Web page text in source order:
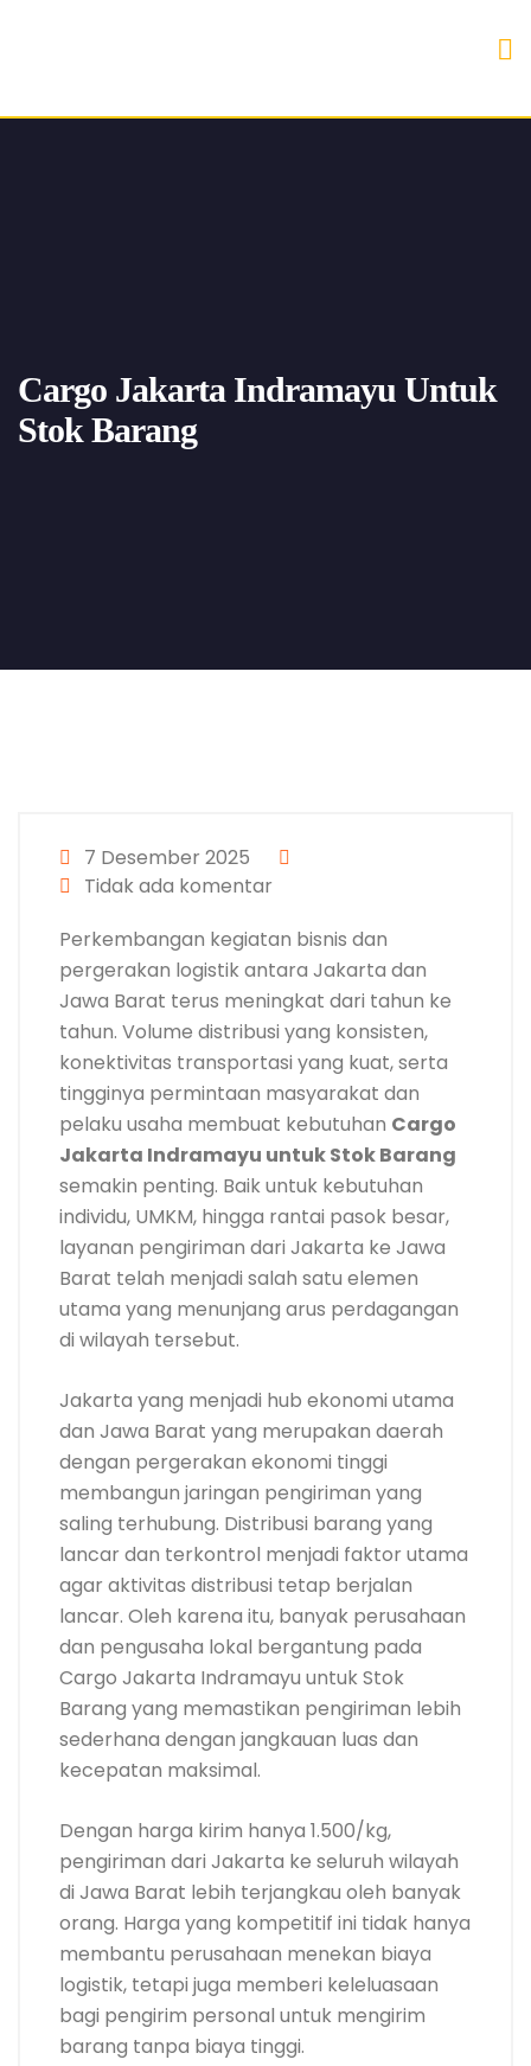
Cargo Jakarta Indramayu Untuk
Stok Barang
7 Desember 2025
Tidak ada komentar
Perkembangan kegiatan bisnis dan
pergerakan logistik antara Jakarta dan
Jawa Barat terus meningkat dari tahun ke
tahun. Volume distribusi yang konsisten,
konektivitas transportasi yang kuat, serta
tingginya permintaan masyarakat dan
pelaku usaha membuat kebutuhan Cargo
Jakarta Indramayu untuk Stok Barang
semakin penting. Baik untuk kebutuhan
individu, UMKM, hingga rantai pasok besar,
layanan pengiriman dari Jakarta ke Jawa
Barat telah menjadi salah satu elemen
utama yang menunjang arus perdagangan
di wilayah tersebut.
Jakarta yang menjadi hub ekonomi utama
dan Jawa Barat yang merupakan daerah
dengan pergerakan ekonomi tinggi
membangun jaringan pengiriman yang
saling terhubung. Distribusi barang yang
lancar dan terkontrol menjadi faktor utama
agar aktivitas distribusi tetap berjalan
lancar. Oleh karena itu, banyak perusahaan
dan pengusaha lokal bergantung pada
Cargo Jakarta Indramayu untuk Stok
Barang yang memastikan pengiriman lebih
sederhana dengan jangkauan luas dan
kecepatan maksimal.
Dengan harga kirim hanya 1.500/kg,
pengiriman dari Jakarta ke seluruh wilayah
di Jawa Barat lebih terjangkau oleh banyak
orang. Harga yang kompetitif ini tidak hanya
membantu perusahaan menekan biaya
logistik, tetapi juga memberi keleluasaan
bagi pengirim personal untuk mengirim
barang tanpa biaya tinggi.